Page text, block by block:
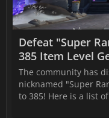
Defeat "Super
385 Item Level
The community has
nicknamed "Super
to 385! Here is a list